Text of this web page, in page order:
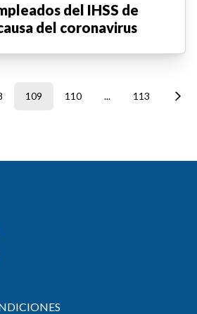
del IHSS de
del coronavirus
109 110 ... 113